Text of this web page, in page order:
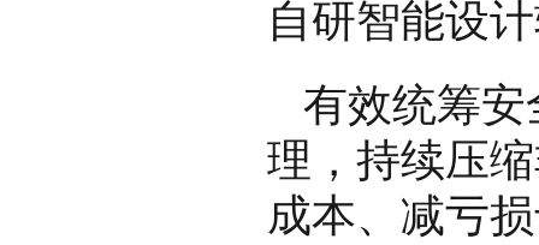
自研智能设
有效统筹安
理，持续压
成本、减亏